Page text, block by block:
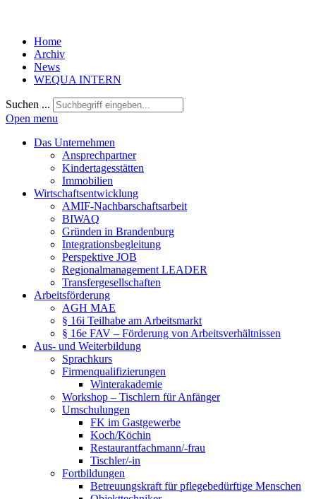
Home
Archiv
News
WEQUA INTERN
Suchen ...
Open menu
Das Unternehmen
Ansprechpartner
Kindertagesstätten
Immobilien
Wirtschaftsentwicklung
AMIF-Nachbarschaftsarbeit
BIWAQ
Gründen in Brandenburg
Integrationsbegleitung
Perspektive JOB
Regionalmanagement LEADER
Transfergesellschaften
Arbeitsförderung
AGH MAE
§ 16i Teilhabe am Arbeitsmarkt
§ 16e FAV – Förderung von Arbeitsverhältnissen
Aus- und Weiterbildung
Sprachkurs
Firmenqualifizierungen
Winterakademie
Workshop – Tischlern für Anfänger
Umschulungen
FK im Gastgewerbe
Koch/Köchin
Restaurantfachmann/-frau
Tischler/-in
Fortbildungen
Betreuungskraft für pflegebedürftige Menschen